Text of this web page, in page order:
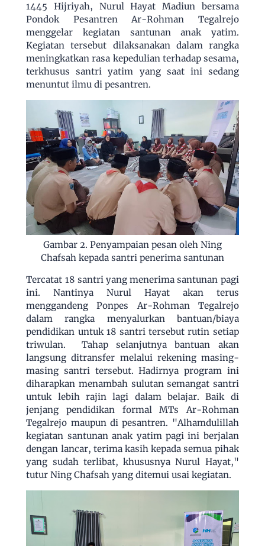
1445 Hijriyah, Nurul Hayat Madiun bersama
Pondok Pesantren Ar-Rohman Tegalrejo
menggelar kegiatan santunan anak yatim.
Kegiatan tersebut dilaksanakan dalam rangka
meningkatkan rasa kepedulian terhadap sesama,
terkhusus santri yatim yang saat ini sedang
menuntut ilmu di pesantren.
Gambar 2. Penyampaian pesan oleh Ning
Chafsah kepada santri penerima santunan
Tercatat 18 santri yang menerima santunan pagi
ini. Nantinya Nurul Hayat akan terus
menggandeng Ponpes Ar-Rohman Tegalrejo
dalam rangka menyalurkan bantuan/biaya
pendidikan untuk 18 santri tersebut rutin setiap
triwulan. Tahap selanjutnya bantuan akan
langsung ditransfer melalui rekening masing-
masing santri tersebut. Hadirnya program ini
diharapkan menambah sulutan semangat santri
untuk lebih rajin lagi dalam belajar. Baik di
jenjang pendidikan formal MTs Ar-Rohman
Tegalrejo maupun di pesantren. "Alhamdulillah
kegiatan santunan anak yatim pagi ini berjalan
dengan lancar, terima kasih kepada semua pihak
yang sudah terlibat, khususnya Nurul Hayat,"
tutur Ning Chafsah yang ditemui usai kegiatan.